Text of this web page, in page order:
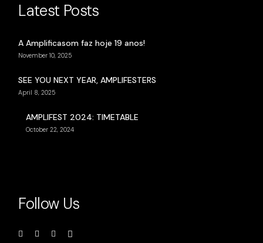
Latest Posts
A Amplificasom faz hoje 19 anos!
November 10, 2025
SEE YOU NEXT YEAR, AMPLIFESTERS
April 8, 2025
AMPLIFEST 2024: TIMETABLE
October 22, 2024
Follow Us